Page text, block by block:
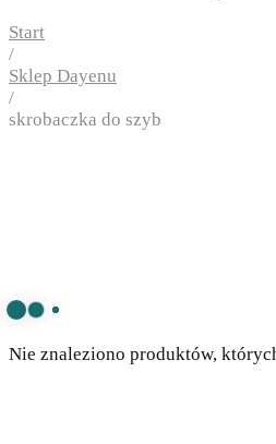
Start
/
Sklep Dayenu
/
skrobaczka do szyb
Nie znaleziono produktów,